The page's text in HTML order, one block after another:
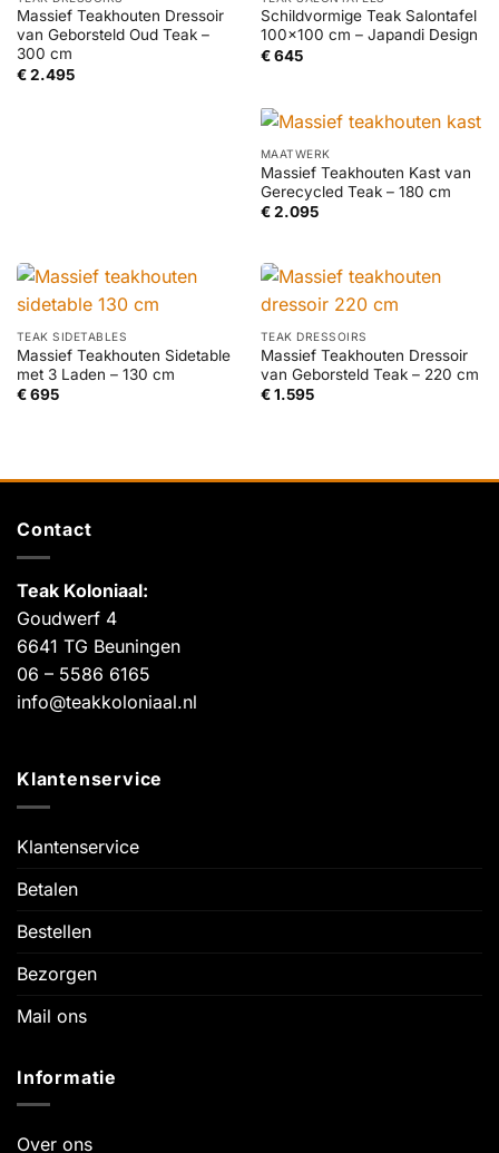
Massief Teakhouten Dressoir
van Geborsteld Oud Teak –
300 cm
€2.495
Schildvormige Teak Salontafel
100×100 cm – Japandi Design
€645
MAATWERK
Massief Teakhouten Kast van
Gerecycled Teak – 180 cm
€2.095
TEAK SIDETABLES
Massief Teakhouten Sidetable
met 3 Laden – 130 cm
€695
TEAK DRESSOIRS
Massief Teakhouten Dressoir
van Geborsteld Teak – 220 cm
€1.595
Contact
Teak Koloniaal:
Goudwerf 4
6641 TG Beuningen
06 – 5586 6165
info@teakkoloniaal.nl
Klantenservice
Klantenservice
Betalen
Bestellen
Bezorgen
Mail ons
Informatie
Over ons